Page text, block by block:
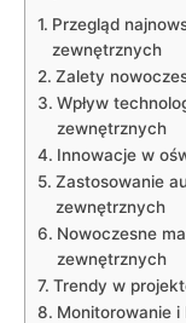
Przegląd
zewnętrznych
Zalety
Wpływ⁢
zewnętrznych
Innowacje w
Zastosowanie
zewnętrznych
Nowoczesne
zewnętrznych
Trendy w
Monitorowanie